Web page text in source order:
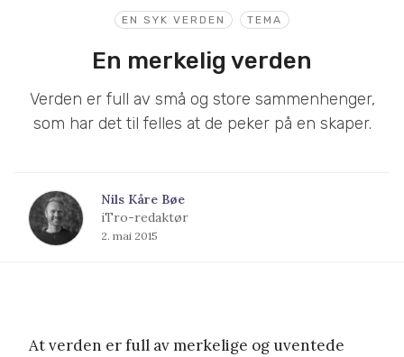
EN SYK VERDEN TEMA
En merkelig verden
Verden er full av små og store sammenhenger,
som har det til felles at de peker på en skaper.
Nils Kåre Bøe
iTro-redaktør
2. mai 2015
At verden er full av merkelige og uventede